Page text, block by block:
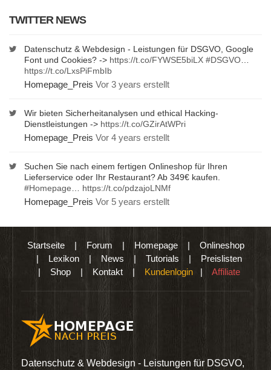
TWITTER NEWS
Datenschutz & Webdesign - Leistungen für DSGVO, Google
Font und Cookies? -> https://t.co/FYWSE5biLX #DSGVO
https://t.co/LxsPiFmbIb
Homepage_Preis Vor 3 years erstellt
Wir bieten Sicherheitanalysen und ethical Hacking-
Dienstleistungen -> https://t.co/GZirAtWPri
Homepage_Preis Vor 4 years erstellt
Suchen Sie nach einem fertigen Onlineshop für Ihren
Lieferservice oder Ihr Restaurant? Ab 349€ kaufen.
#Homepage
https://t.co/pdzajoLNMf
Homepage_Preis Vor 5 years erstellt
Startseite| Forum | Homepage| Onlineshop
| Lexikon | News | Tutorials | Preislisten
| Shop | Kontakt | Kundenlogin | Affiliate
Datenschutz & Webdesign - Leistungen für DSGVO,